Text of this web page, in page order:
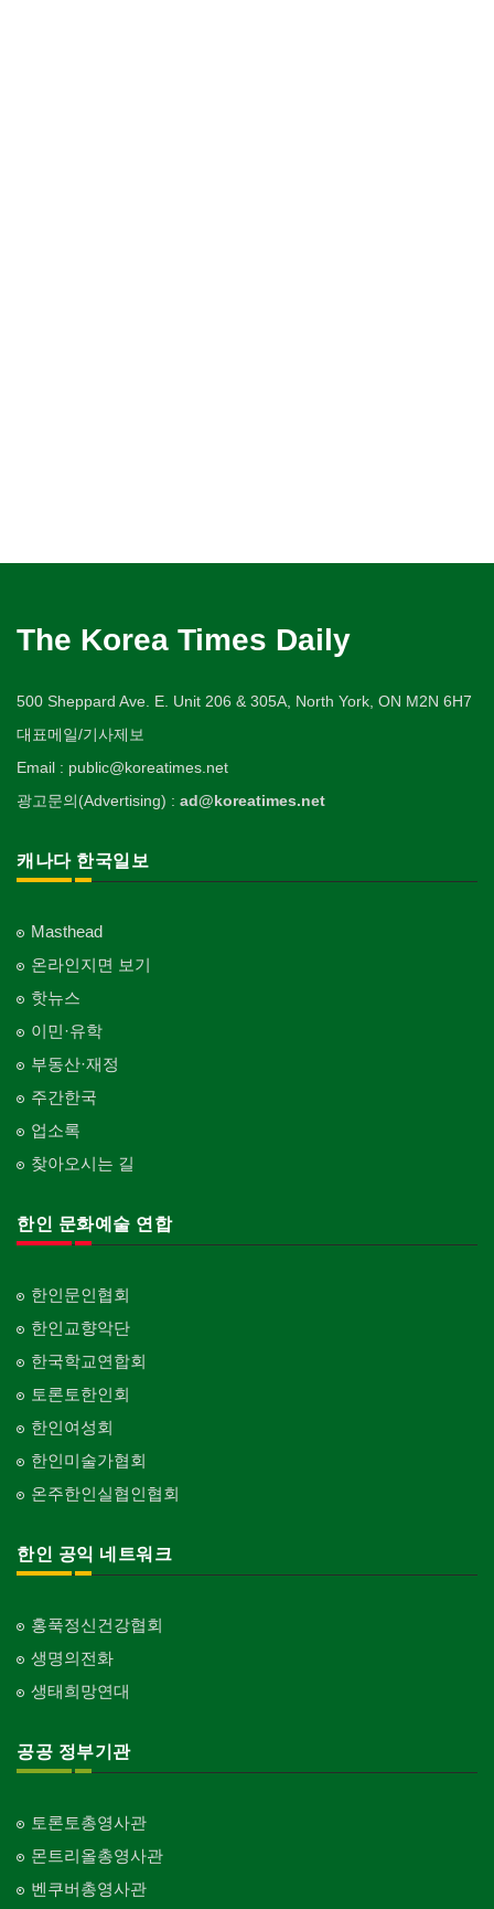
The Korea Times Daily
500 Sheppard Ave. E. Unit 206 & 305A, North York, ON M2N 6H7
대표메일/기사제보
Email : public@koreatimes.net
광고문의(Advertising) : ad@koreatimes.net
캐나다 한국일보
Masthead
온라인지면 보기
핫뉴스
이민·유학
부동산·재정
주간한국
업소록
찾아오시는 길
한인 문화예술 연합
한인문인협회
한인교향악단
한국학교연합회
토론토한인회
한인여성회
한인미술가협회
온주한인실협인협회
한인 공익 네트워크
홍푹정신건강협회
생명의전화
생태희망연대
공공 정부기관
토론토총영사관
몬트리올총영사관
벤쿠버총영사관